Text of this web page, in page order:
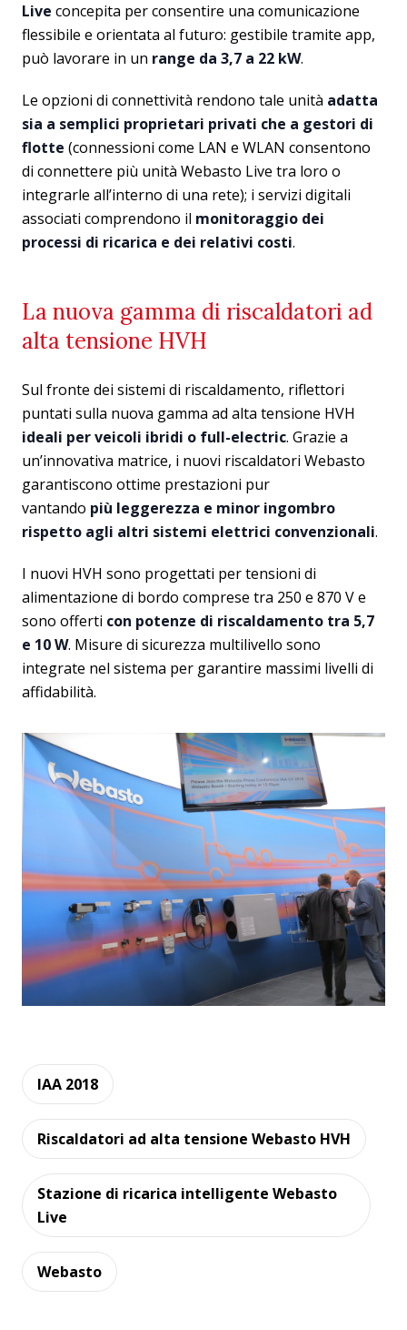
Live concepita per consentire una comunicazione
flessibile e orientata al futuro: gestibile tramite app,
può lavorare in un range da 3,7 a 22 kW.
Le opzioni di connettività rendono tale unità adatta
sia a semplici proprietari privati che a gestori di
flotte (connessioni come LAN e WLAN consentono
di connettere più unità Webasto Live tra loro o
integrarle all’interno di una rete); i servizi digitali
associati comprendono il monitoraggio dei
processi di ricarica e dei relativi costi.
La nuova gamma di riscaldatori ad
alta tensione HVH
Sul fronte dei sistemi di riscaldamento, riflettori
puntati sulla nuova gamma ad alta tensione HVH
ideali per veicoli ibridi o full-electric. Grazie a
un’innovativa matrice, i nuovi riscaldatori Webasto
garantiscono ottime prestazioni pur
vantando più leggerezza e minor ingombro
rispetto agli altri sistemi elettrici convenzionali.
I nuovi HVH sono progettati per tensioni di
alimentazione di bordo comprese tra 250 e 870 V e
sono offerti con potenze di riscaldamento tra 5,7
e 10 W. Misure di sicurezza multilivello sono
integrate nel sistema per garantire massimi livelli di
affidabilità.
IAA 2018
Riscaldatori ad alta tensione Webasto HVH
Stazione di ricarica intelligente Webasto
Live
Webasto